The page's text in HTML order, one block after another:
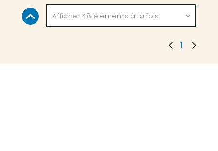
Afficher 48 éléments à la fois
1